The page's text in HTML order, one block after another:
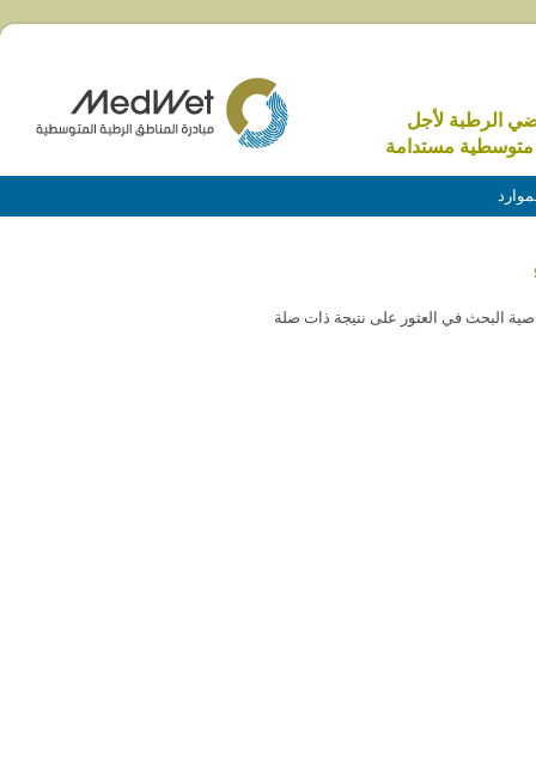
الرطبة لأجل
مستدامة
البحث في العثور على نتيجة ذات صلة